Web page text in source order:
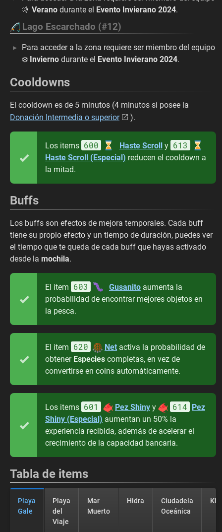
🌞 Verano durante el Evento Invierano 2024.
Lago Escarchado (#12)
Para acceder a la zona requiere ser miembro del equipo
❄️ Invierno durante el Evento Invierano 2024.
Cooldowns
El cooldown es de 5 minutos (4 minutos si posee la
Donación Intermedia o superior
).
Los items 600 Haste Scroll y 613
Haste Scroll (Especial) reducen el cooldown a
la mitad.
Buffs
Los buffs son efectos de mejora temporales. Cada buff
tiene su propio efecto y un tiempo de duración, puedes ver
el tiempo que te queda de cada buff que hayas activado
desde la mochila.
El item 603 Gusanito aumenta la
probabilidad de encontrar mejores objetos en
la pesca.
El item 620 Net activa la probabilidad de
obtener Especies completas, en vez de
convertirse en coins automáticamente.
Los items 601 Pez Shiny y 614 Pez
Shiny (Especial) aumentan un 50% la
experiencia recibida, además de acelerar el
crecimiento de la capacidad bancaria.
Tabla de items
Playa
Gale
Playa
del
Viaje
Mar
Muerto
Hidra
Ciudadela
Oceánica